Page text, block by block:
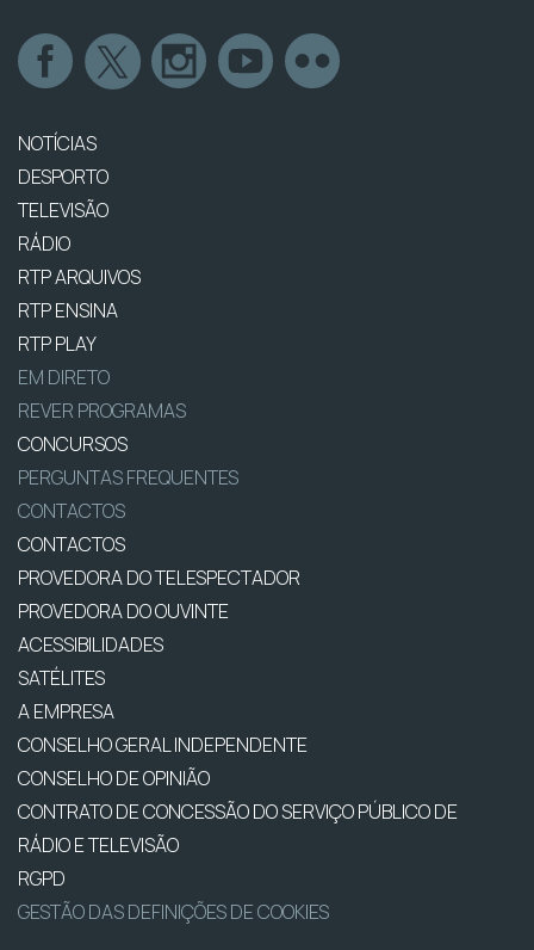
NOTÍCIAS
DESPORTO
TELEVISÃO
RÁDIO
RTP ARQUIVOS
RTP ENSINA
RTP PLAY
EM DIRETO
REVER PROGRAMAS
CONCURSOS
PERGUNTAS FREQUENTES
CONTACTOS
CONTACTOS
PROVEDORA DO TELESPECTADOR
PROVEDORA DO OUVINTE
ACESSIBILIDADES
SATÉLITES
A EMPRESA
CONSELHO GERAL INDEPENDENTE
CONSELHO DE OPINIÃO
CONTRATO DE CONCESSÃO DO SERVIÇO PÚBLICO DE
RÁDIO E TELEVISÃO
RGPD
GESTÃO DAS DEFINIÇÕES DE COOKIES